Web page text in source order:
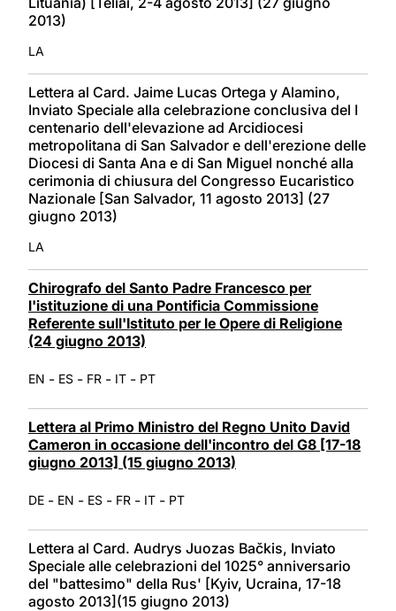
2013)
LA
Lettera al Card. Jaime Lucas Ortega y Alamino,
Inviato Speciale alla celebrazione conclusiva del I
centenario dell'elevazione ad Arcidiocesi
metropolitana di San Salvador e dell'erezione delle
Diocesi di Santa Ana e di San Miguel nonché alla
cerimonia di chiusura del Congresso Eucaristico
Nazionale [San Salvador, 11 agosto 2013] (27
giugno 2013)
LA
Chirografo del Santo Padre Francesco per
l'istituzione di una Pontificia Commissione
Referente sull'Istituto per le Opere di Religione
(24 giugno 2013)
EN - ES - FR - IT - PT
Lettera al Primo Ministro del Regno Unito David
Cameron in occasione dell'incontro del G8 [17-18
giugno 2013] (15 giugno 2013)
DE - EN - ES - FR - IT - PT
Lettera al Card. Audrys Juozas Bačkis, Inviato
Speciale alle celebrazioni del 1025° anniversario
del "battesimo" della Rus' [Kyiv, Ucraina, 17-18
agosto 2013](15 giugno 2013)